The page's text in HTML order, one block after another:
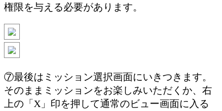
権限を与える必要があります。
⑦最後はミッション選択画面にいきつきます。
そのままミッションをお楽しみいただくか、右
上の「X」印を押して通常のビュー画面に入る